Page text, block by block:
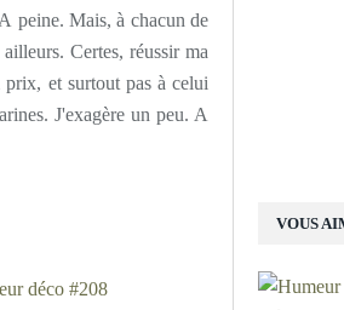
peine. Mais, à chacun de
Certes, réussir ma
et surtout pas à celui
J'exagère un peu. A
VOUS